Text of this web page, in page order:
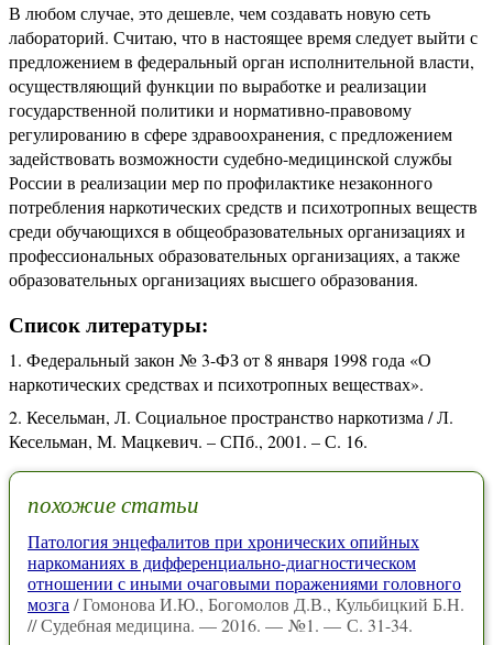
В любом случае, это дешевле, чем создавать новую сеть
лабораторий. Считаю, что в настоящее время следует выйти с
предложением в федеральный орган исполнительной власти,
осуществляющий функции по выработке и реализации
государственной политики и нормативно-правовому
регулированию в сфере здравоохранения, с предложением
задействовать возможности судебно-медицинской службы
России в реализации мер по профилактике незаконного
потребления наркотических средств и психотропных веществ
среди обучающихся в общеобразовательных организациях и
профессиональных образовательных организациях, а также
образовательных организациях высшего образования.
Список литературы:
Федеральный закон № 3-ФЗ от 8 января 1998 года «О
наркотических средствах и психотропных веществах».
Кесельман, Л. Социальное пространство наркотизма / Л.
Кесельман, М. Мацкевич. – СПб., 2001. – С. 16.
похожие статьи
Патология энцефалитов при хронических опийных
наркоманиях в дифференциально-диагностическом
отношении с иными очаговыми поражениями головного
мозга / Гомонова И.Ю., Богомолов Д.В., Кульбицкий Б.Н.
// Судебная медицина. — 2016. — №1. — С. 31-34.